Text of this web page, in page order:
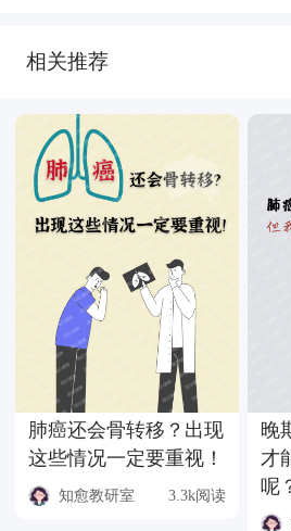
相关推荐
肺癌还会骨转移？出现
这些情况一定要重视！
知愈教研室 3.3k阅读
晚
才
呢